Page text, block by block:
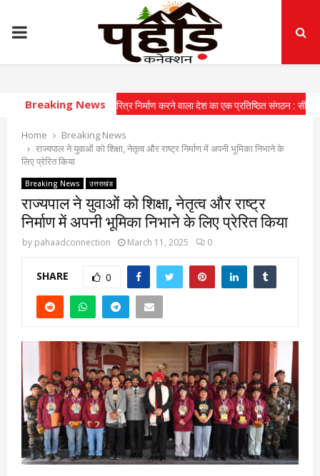
PRIMARY
MENU
Breaking News
में राष्ट्रीय चरित्र निर्माण करने वाला देश का एक प्रतिष्ठित संगठन : सीएम ⇝
Home
Breaking News
राज्यपाल ने युवाओं को शिक्षा, नेतृत्व और राष्ट्र निर्माण में अपनी भूमिका निभाने के
लिए प्रेरित किया
Breaking News उत्तराखंड
राज्यपाल ने युवाओं को शिक्षा, नेतृत्व और राष्ट्र
निर्माण में अपनी भूमिका निभाने के लिए प्रेरित किया
by pahaadconnection March 11, 2025 0
SHARE 0